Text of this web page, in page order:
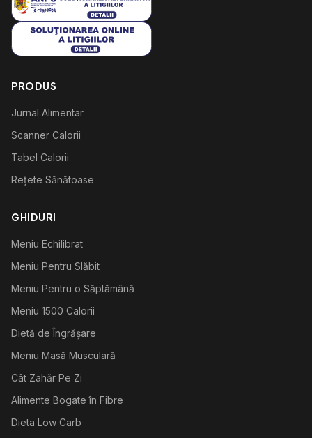
PRODUS
Jurnal Alimentar
Scanner Calorii
Tabel Calorii
Rețete Sănătoase
GHIDURI
Meniu Echilibrat
Meniu Pentru Slăbit
Meniu Pentru o Săptămână
Meniu 1500 Calorii
Dietă de Îngrășare
Meniu Masă Musculară
Cât Zahăr Pe Zi
Alimente Bogate în Fibre
Dieta Low Carb